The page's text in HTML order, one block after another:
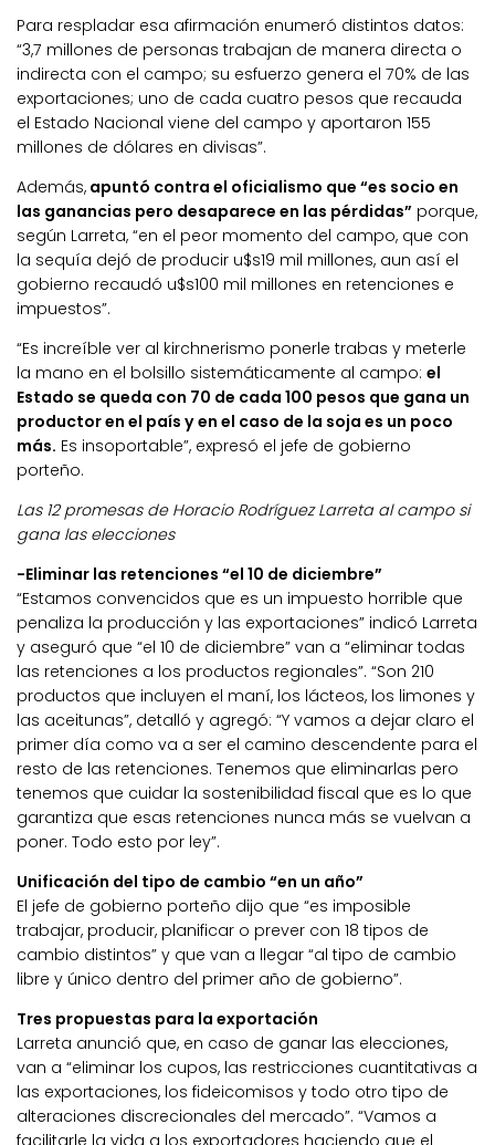
Para respladar esa afirmación enumeró distintos datos:
“3,7 millones de personas trabajan de manera directa o
indirecta con el campo; su esfuerzo genera el 70% de las
exportaciones; uno de cada cuatro pesos que recauda
el Estado Nacional viene del campo y aportaron 155
millones de dólares en divisas”.
Además, apuntó contra el oficialismo que “es socio en
las ganancias pero desaparece en las pérdidas” porque,
según Larreta, “en el peor momento del campo, que con
la sequía dejó de producir u$s19 mil millones, aun así el
gobierno recaudó u$s100 mil millones en retenciones e
impuestos”.
“Es increíble ver al kirchnerismo ponerle trabas y meterle
la mano en el bolsillo sistemáticamente al campo: el
Estado se queda con 70 de cada 100 pesos que gana un
productor en el país y en el caso de la soja es un poco
más. Es insoportable”, expresó el jefe de gobierno
porteño.
Las 12 promesas de Horacio Rodríguez Larreta al campo si
gana las elecciones
-Eliminar las retenciones “el 10 de diciembre”
“Estamos convencidos que es un impuesto horrible que
penaliza la producción y las exportaciones” indicó Larreta
y aseguró que “el 10 de diciembre” van a “eliminar todas
las retenciones a los productos regionales”. “Son 210
productos que incluyen el maní, los lácteos, los limones y
las aceitunas”, detalló y agregó: “Y vamos a dejar claro el
primer día como va a ser el camino descendente para el
resto de las retenciones. Tenemos que eliminarlas pero
tenemos que cuidar la sostenibilidad fiscal que es lo que
garantiza que esas retenciones nunca más se vuelvan a
poner. Todo esto por ley”.
Unificación del tipo de cambio “en un año”
El jefe de gobierno porteño dijo que “es imposible
trabajar, producir, planificar o prever con 18 tipos de
cambio distintos” y que van a llegar “al tipo de cambio
libre y único dentro del primer año de gobierno”.
Tres propuestas para la exportación
Larreta anunció que, en caso de ganar las elecciones,
van a “eliminar los cupos, las restricciones cuantitativas a
las exportaciones, los fideicomisos y todo otro tipo de
alteraciones discrecionales del mercado”. “Vamos a